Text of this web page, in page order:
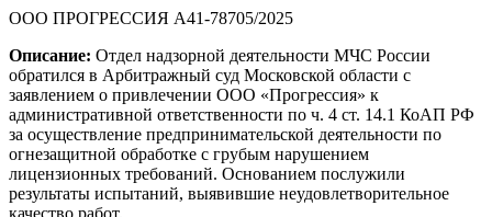
ООО ПРОГРЕССИЯ А41-78705/2025
Описание: Отдел надзорной деятельности МЧС России
обратился в Арбитражный суд Московской области с
заявлением о привлечении ООО «Прогрессия» к
административной ответственности по ч. 4 ст. 14.1 КоАП РФ
за осуществление предпринимательской деятельности по
огнезащитной обработке с грубым нарушением
лицензионных требований. Основанием послужили
результаты испытаний, выявившие неудовлетворительное
качество работ.